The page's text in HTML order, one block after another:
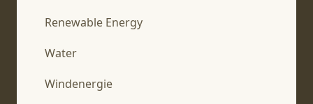
Renewable Energy
Water
Windenergie